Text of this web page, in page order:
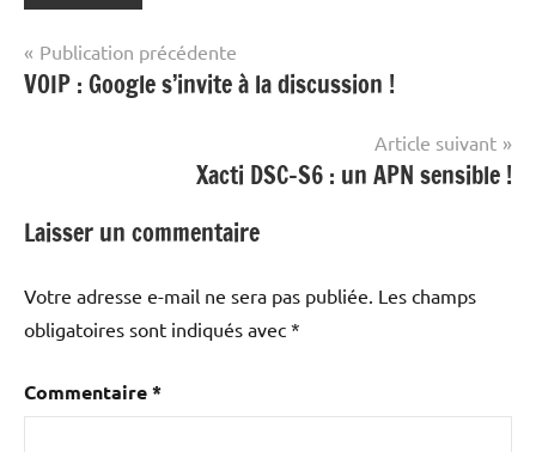
Navigation
de
Publication précédente
VOIP : Google s’invite à la discussion !
Article suivant
Xacti DSC-S6 : un APN sensible !
Laisser un commentaire
Votre adresse e-mail ne sera pas publiée. Les champs
obligatoires sont indiqués avec *
Commentaire*